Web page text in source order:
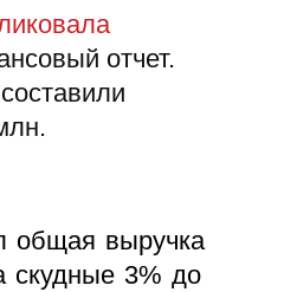
отчет.
общая выручка
скудные 3% до